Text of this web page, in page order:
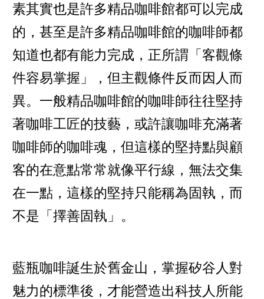
素其實也是許多精品咖啡館都可以完成
的，甚至是許多精品咖啡館的咖啡師都
知道也都有能力完成，正所謂「客觀條
件容易掌握」，但主觀條件反而因人而
異。一般精品咖啡館的咖啡師往往堅持
著咖啡工匠的技藝，或許讓咖啡充滿著
咖啡師的咖啡魂，但這樣的堅持點與顧
客的在意點常常就像平行線，無法交集
在一點，這樣的堅持只能稱為固執，而
不是「擇善固執」。
藍瓶咖啡誕生於舊金山，掌握矽谷人對
魅力的標準後，才能營造出科技人所能